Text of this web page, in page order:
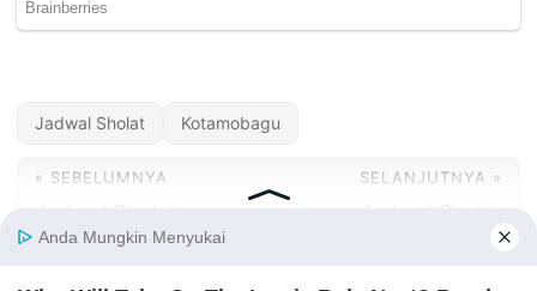
Jadwal Sholat Kotamobagu
« SEBELUMNYA
Kotabaru Hari Ini —
Agustus 2026
SELANJUTNYA »
Kotawaringin Barat
Hari Ini — Agustus